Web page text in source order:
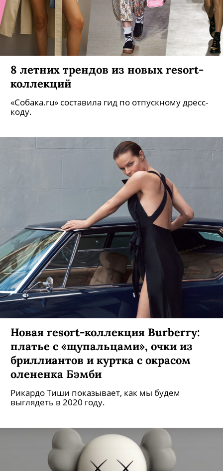
8 летних трендов из новых resort-
коллекций
«Собака.ru» составила гид по отпускному дресс-
коду.
Новая resort-коллекция Burberry:
платье с «щупальцами», очки из
бриллиантов и куртка с окрасом
олененка Бэмби
Рикардо Тиши показывает, как мы будем
выглядеть в 2020 году.